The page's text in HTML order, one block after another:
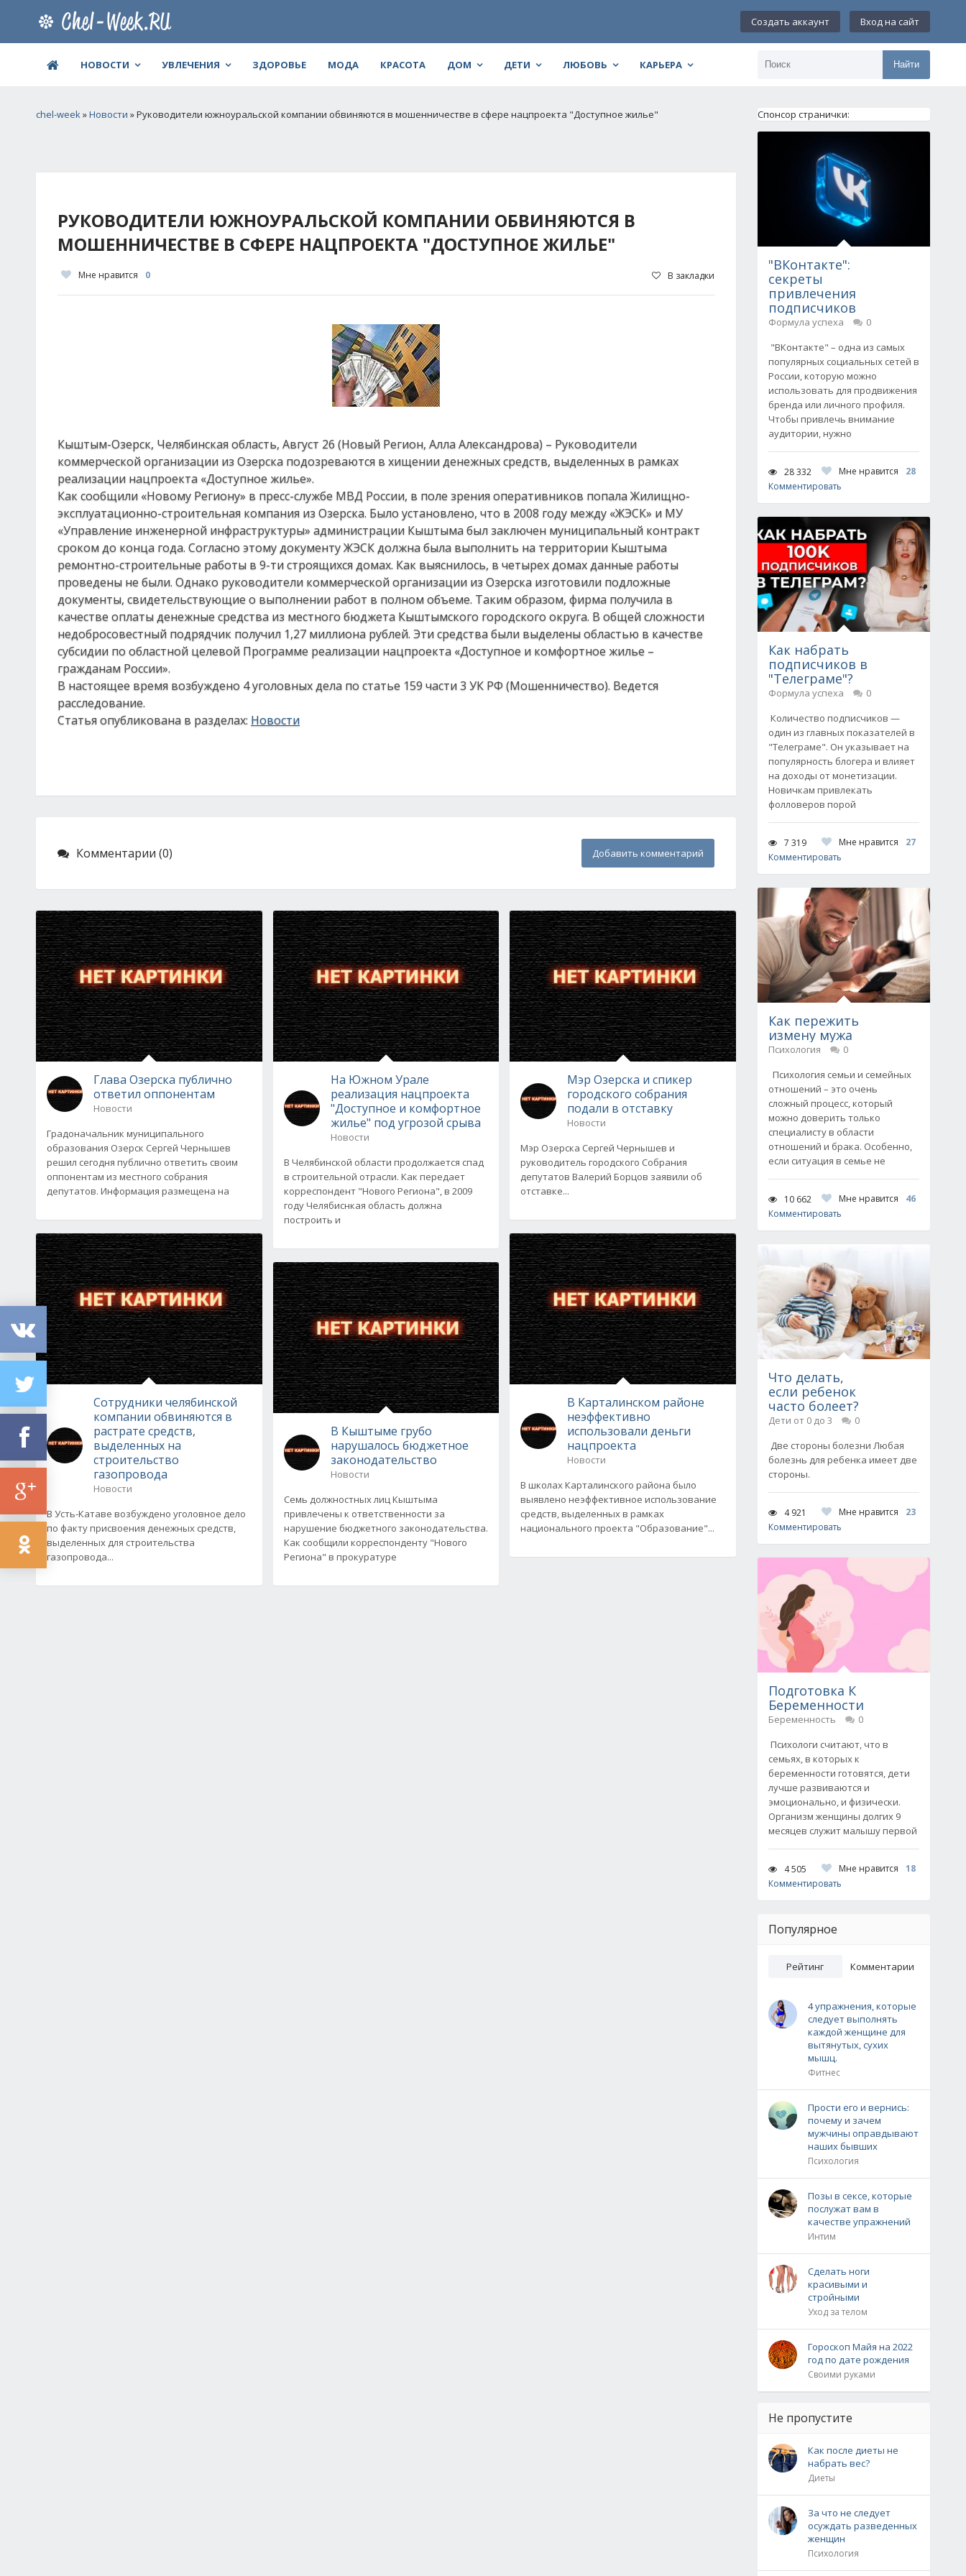
Создать аккаунт Вход на сайт
НОВОСТИ УВЛЕЧЕНИЯ ЗДОРОВЬЕ МОДА КРАСОТА ДОМ ДЕТИ ЛЮБОВЬ КАРЬЕРА Найти
chel-week»Новости » Руководители южноуральской компании обвиняются в мошенничестве в сфере нацпроекта "Доступное жилье"
РУКОВОДИТЕЛИ ЮЖНОУРАЛЬСКОЙ КОМПАНИИ ОБВИНЯЮТСЯ В
МОШЕННИЧЕСТВЕ В СФЕРЕ НАЦПРОЕКТА "ДОСТУПНОЕ ЖИЛЬЕ"
Мне нравится 0 В закладки
Кыштым-Озерск, Челябинская область, Август 26 (Новый Регион, Алла Александрова) – Руководители
коммерческой организации из Озерска подозреваются в хищении денежных средств, выделенных в рамках
реализации нацпроекта «Доступное жилье».
Как сообщили «Новому Региону» в пресс-службе МВД России, в поле зрения оперативников попала Жилищно-
эксплуатационно-строительная компания из Озерска. Было установлено, что в 2008 году между «ЖЭСК» и МУ
«Управление инженерной инфраструктуры» администрации Кыштыма был заключен муниципальный контракт
сроком до конца года. Согласно этому документу ЖЭСК должна была выполнить на территории Кыштыма
ремонтно-строительные работы в 9-ти строящихся домах. Как выяснилось, в четырех домах данные работы
проведены не были. Однако руководители коммерческой организации из Озерска изготовили подложные
документы, свидетельствующие о выполнении работ в полном объеме. Таким образом, фирма получила в
качестве оплаты денежные средства из местного бюджета Кыштымского городского округа. В общей сложности
недобросовестный подрядчик получил 1,27 миллиона рублей. Эти средства были выделены областью в качестве
субсидии по областной целевой Программе реализации нацпроекта «Доступное и комфортное жилье –
гражданам России».
В настоящее время возбуждено 4 уголовных дела по статье 159 части 3 УК РФ (Мошенничество). Ведется
расследование.
Статья опубликована в разделах: Новости
Комментарии (0) Добавить комментарий
Глава Озерска публично
ответил оппонентам
Новости
Градоначальник муниципального
образования Озерск Сергей Чернышев
решил сегодня публично ответить своим
оппонентам из местного собрания
депутатов. Информация размещена на
Сотрудники челябинской
компании обвиняются в
растрате средств,
выделенных на
строительство
газопровода
Новости
В Усть-Катаве возбуждено уголовное дело
по факту присвоения денежных средств,
выделенных для строительства
газопровода...
На Южном Урале
реализация нацпроекта
"Доступное и комфортное
жилье" под угрозой срыва
Новости
В Челябинской области продолжается спад
в строительной отрасли. Как передает
корреспондент "Нового Региона", в 2009
году Челябиснкая область должна
построить и
В Кыштыме грубо
нарушалось бюджетное
законодательство
Новости
Семь должностных лиц Кыштыма
привлечены к ответственности за
нарушение бюджетного законодательства.
Как сообщили корреспонденту "Нового
Региона" в прокуратуре
Мэр Озерска и спикер
городского собрания
подали в отставку
Новости
Мэр Озерска Сергей Чернышев и
руководитель городского Собрания
депутатов Валерий Борцов заявили об
отставке...
В Карталинском районе
неэффективно
использовали деньги
нацпроекта
Новости
В школах Карталинского района было
выявлено неэффективное использование
средств, выделенных в рамках
национального проекта "Образование"...
Спонсор странички:
"ВКонтакте":
секреты
привлечения
подписчиков
Формула успеха
0
"ВКонтакте" – одна из самых
популярных социальных сетей в
России, которую можно
использовать для продвижения
бренда или личного профиля.
Чтобы привлечь внимание
аудитории, нужно
28 332 Мне нравится
28
Комментировать
Как набрать
подписчиков в
"Телеграме"?
Формула успеха
0
Количество подписчиков —
один из главных показателей в
"Телеграме". Он указывает на
популярность блогера и влияет
на доходы от монетизации.
Новичкам привлекать
фолловеров порой
7 319 Мне нравится
27
Комментировать
Как пережить
измену мужа
Психология
0
Психология семьи и семейных
отношений – это очень
сложный процесс, который
можно доверить только
специалисту в области
отношений и брака. Особенно,
если ситуация в семье не
10 662 Мне нравится
46
Комментировать
Что делать,
если ребенок
часто болеет?
Дети от 0 до 3
0
Две стороны болезни Любая
болезнь для ребенка имеет две
стороны.
4 921 Мне нравится
23
Комментировать
Подготовка К
Беременности
Беременность
0
Психологи считают, что в
семьях, в которых к
беременности готовятся, дети
лучше развиваются и
эмоционально, и физически.
Организм женщины долгих 9
месяцев служит малышу первой
4 505 Мне нравится
18
Комментировать
Популярное
Рейтинг Комментарии
4 упражнения, которые
следует выполнять
каждой женщине для
вытянутых, сухих
мышц.
Фитнес
Прости его и вернись:
почему и зачем
мужчины оправдывают
наших бывших
Психология
Позы в сексе, которые
послужат вам в
качестве упражнений
Интим
Сделать ноги
красивыми и
стройными
Уход за телом
Гороскоп Майя на 2022
год по дате рождения
Своими руками
Не пропустите
Как после диеты не
набрать вес?
Диеты
За что не следует
осуждать разведенных
женщин
Психология